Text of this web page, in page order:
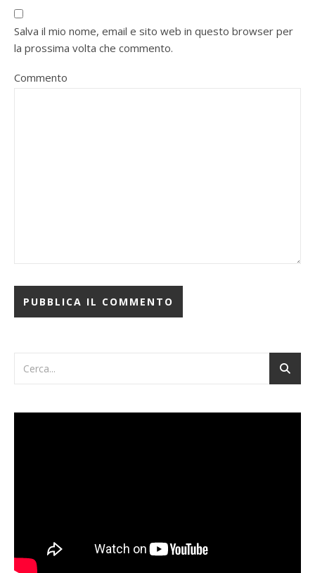
Salva il mio nome, email e sito web in questo browser per
la prossima volta che commento.
Commento